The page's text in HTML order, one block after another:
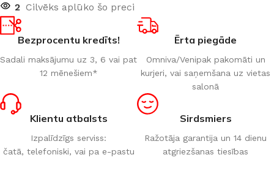
2 Cilvēks aplūko šo preci
Bezprocentu kredīts!
Sadali maksājumu uz 3, 6 vai pat
12 mēnešiem*
Ērta piegāde
Omniva/Venipak pakomāti un
kurjeri, vai saņemšana uz vietas
salonā
Klientu atbalsts
Izpalīdzīgs serviss:
čatā, telefoniski, vai pa e-pastu
Sirdsmiers
Ražotāja garantija un 14 dienu
atgriezšanas tiesības